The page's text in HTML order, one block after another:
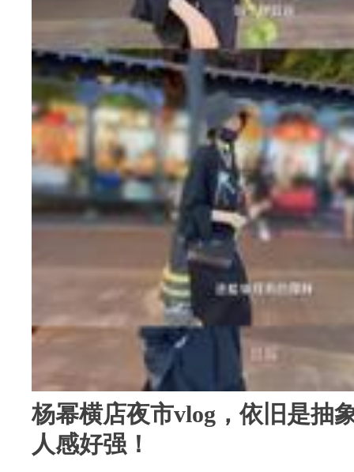
杨幂横店夜市vlog，依旧是抽
人感好强！